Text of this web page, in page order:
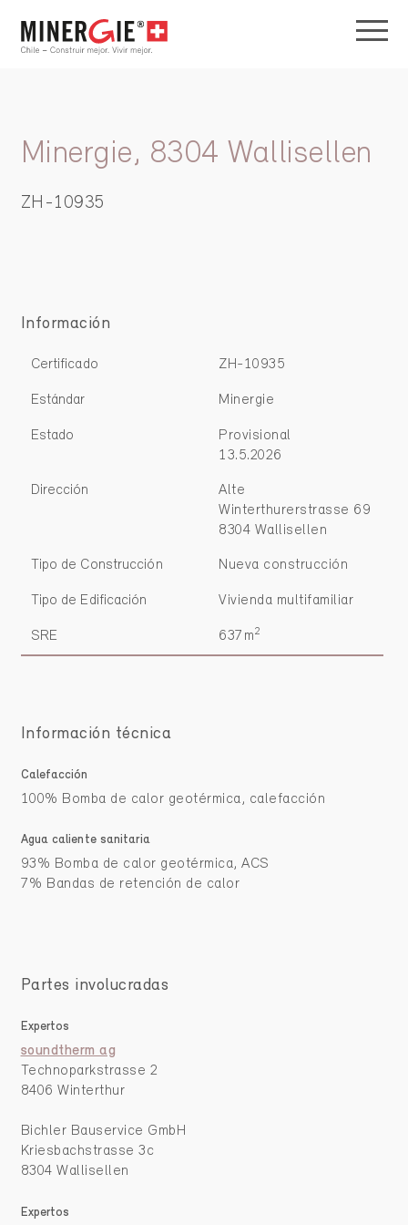
Minergie, 8304 Wallisellen
ZH-10935
Información
Certificado ZH-10935
Estándar Minergie
Estado
Provisional
13.5.2026
Dirección
Alte
Winterthurerstrasse 69
8304 Wallisellen
Tipo de Construcción Nueva construcción
Tipo de Edificación Vivienda multifamiliar
SRE 637m2
Información técnica
Calefacción
100% Bomba de calor geotérmica, calefacción
Agua caliente sanitaria
93% Bomba de calor geotérmica, ACS
7% Bandas de retención de calor
Partes involucradas
Expertos
soundtherm ag
Technoparkstrasse 2
8406 Winterthur
Bichler Bauservice GmbH
Kriesbachstrasse 3c
8304 Wallisellen
Expertos